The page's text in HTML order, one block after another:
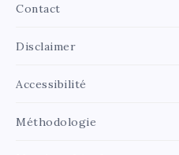
Contact
Disclaimer
Accessibilité
Méthodologie